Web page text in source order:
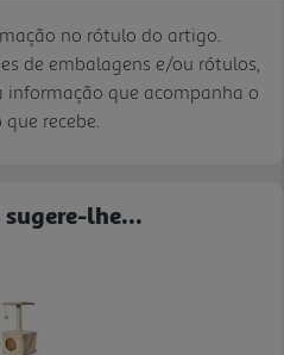
no rótulo do artigo.
de embalagens e/ou rótulos,
informação que acompanha o
recebe.
lhe...